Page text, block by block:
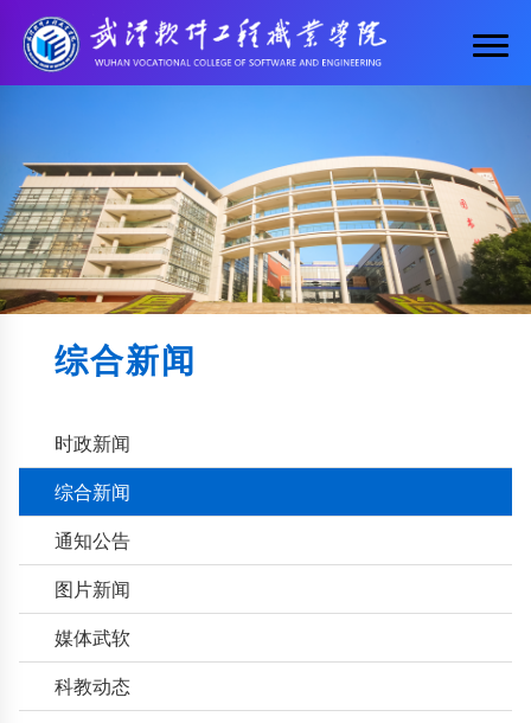
综合新闻
时政新闻
综合新闻
通知公告
图片新闻
媒体武软
科教动态